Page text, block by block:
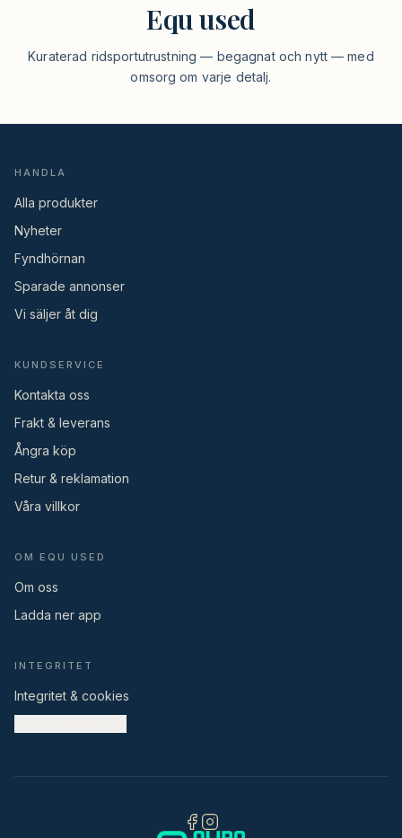
Equ used
Kuraterad ridsportutrustning — begagnat och nytt — med
omsorg om varje detalj.
HANDLA
Alla produkter
Nyheter
Fyndhörnan
Sparade annonser
Vi säljer åt dig
KUNDSERVICE
Kontakta oss
Frakt & leverans
Ångra köp
Retur & reklamation
Våra villkor
OM EQU USED
Om oss
Ladda ner app
INTEGRITET
Integritet & cookies